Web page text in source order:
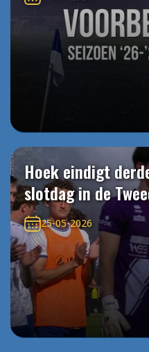
Hoek eindigt
slotdag in de
25-05-2026